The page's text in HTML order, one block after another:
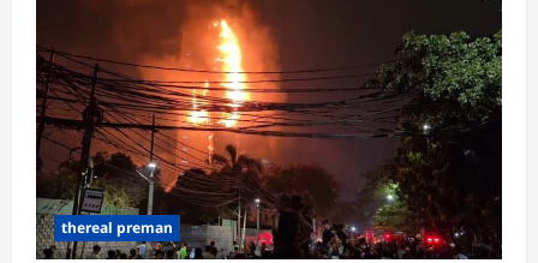
thereal preman